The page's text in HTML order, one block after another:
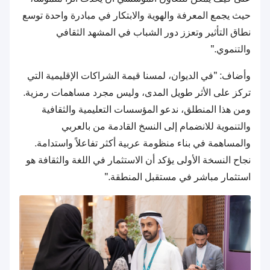
حيث يجمع المعرفة والهوية والابتكار في مبادرة واحدة توسع
نطاق التأثير وتعزز دور الشباب في المشهد الثقافي
والتنموي."
وأضاف: "في الديوان، لمسنا قيمة الشراكات الإقليمية التي
تركز على الأثر طويل المدى، وليس مجرد مساهمات رمزية.
ومن هذا المنطلق، ندعو المؤسسات التعليمية والثقافية
والتنموية للانضمام إلى النسخ القادمة من بالعربي
والمساهمة في بناء منظومة عربية أكثر تفاعلاً واستدامة.
نجاح النسخة الأولى يؤكد أن الاستثمار في اللغة والثقافة هو
استثمار مباشر في مستقبل المنطقة."